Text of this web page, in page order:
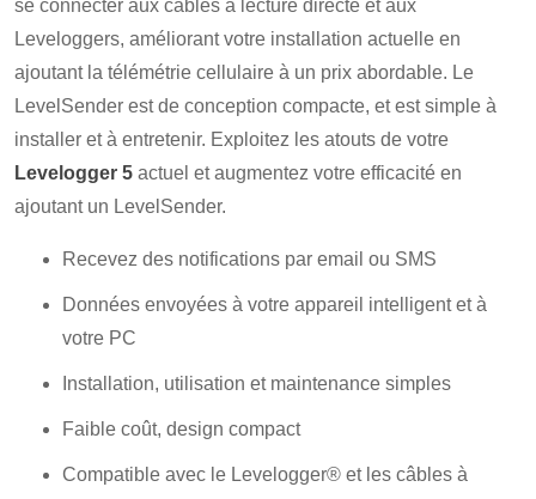
se connecter aux câbles à lecture directe et aux
Leveloggers, améliorant votre installation actuelle en
ajoutant la télémétrie cellulaire à un prix abordable. Le
LevelSender est de conception compacte, et est simple à
installer et à entretenir. Exploitez les atouts de votre
Levelogger 5 actuel et augmentez votre efficacité en
ajoutant un LevelSender.
Recevez des notifications par email ou SMS
Données envoyées à votre appareil intelligent et à
votre PC
Installation, utilisation et maintenance simples
Faible coût, design compact
Compatible avec le Levelogger® et les câbles à